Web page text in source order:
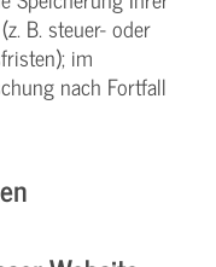
B. steuer- oder
im
nach Fortfall